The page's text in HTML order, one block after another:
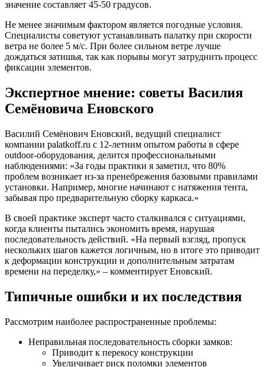
значение составляет 45-50 градусов.
Не менее значимым фактором является погодные условия.
Специалисты советуют устанавливать палатку при скорости
ветра не более 5 м/с. При более сильном ветре лучше
дождаться затишья, так как порывы могут затруднить процесс
фиксации элементов.
Экспертное мнение: советы Василия
Семёновича Еновского
Василий Семёнович Еновский, ведущий специалист
компании palatkoff.ru с 12-летним опытом работы в сфере
outdoor-оборудования, делится профессиональными
наблюдениями: «За годы практики я заметил, что 80%
проблем возникает из-за пренебрежения базовыми правилами
установки. Например, многие начинают с натяжения тента,
забывая про предварительную сборку каркаса.»
В своей практике эксперт часто сталкивался с ситуациями,
когда клиенты пытались экономить время, нарушая
последовательность действий. «На первый взгляд, пропуск
нескольких шагов кажется логичным, но в итоге это приводит
к деформации конструкции и дополнительным затратам
времени на переделку,» – комментирует Еновский.
Типичные ошибки и их последствия
Рассмотрим наиболее распространенные проблемы:
Неправильная последовательность сборки замков:
Приводит к перекосу конструкции
Увеличивает риск поломки элементов